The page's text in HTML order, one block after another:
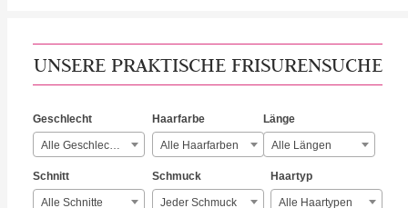
UNSERE PRAKTISCHE FRISURENSUCHE
Geschlecht
Alle Geschlechter
Haarfarbe
Alle Haarfarben
Länge
Alle Längen
Schnitt
Alle Schnitte
Schmuck
Jeder Schmuck
Haartyp
Alle Haartypen